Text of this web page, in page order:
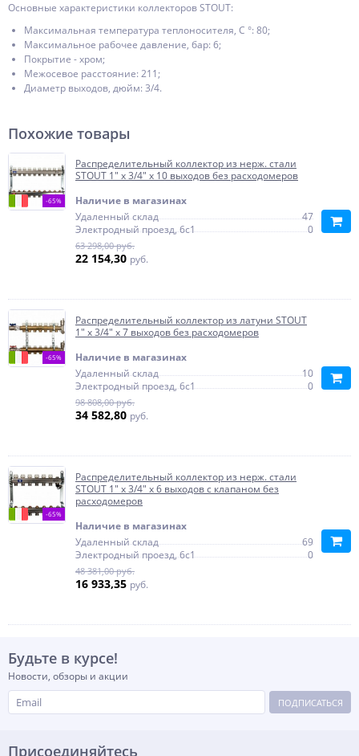
Основные характеристики коллекторов STOUT:
Максимальная температура теплоносителя, С °: 80;
Максимальное рабочее давление, бар: 6;
Покрытие - хром;
Межосевое расстояние: 211;
Диаметр выходов, дюйм: 3/4.
Похожие товары
-65%
Распределительный коллектор из нерж. стали
STOUT 1" х 3/4" х 10 выходов без расходомеров
Наличие в магазинах
Удаленный склад
47
Электродный проезд, 6с1
0
63 298,00 руб.
22 154,30 руб.
-65%
Распределительный коллектор из латуни STOUT
1" х 3/4" х 7 выходов без расходомеров
Наличие в магазинах
Удаленный склад
10
Электродный проезд, 6с1
0
98 808,00 руб.
34 582,80 руб.
-65%
Распределительный коллектор из нерж. стали
STOUT 1" х 3/4" х 6 выходов с клапаном без
расходомеров
Наличие в магазинах
Удаленный склад
69
Электродный проезд, 6с1
0
48 381,00 руб.
16 933,35 руб.
Будьте в курсе!
Новости, обзоры и акции
ПОДПИСАТЬСЯ
Присоединяйтесь